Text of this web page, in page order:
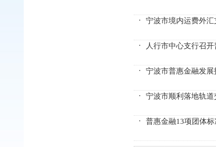
宁波市境内运费外
人行市中心支行召
宁波市普惠金融发展
宁波市顺利落地轨
普惠金融13项团体